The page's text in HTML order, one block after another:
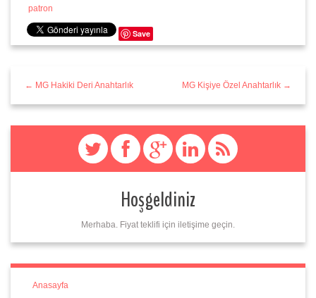
patron
Save
← MG Hakiki Deri Anahtarlık MG Kişiye Özel Anahtarlık →
Hoşgeldiniz
Merhaba. Fiyat teklifi için iletişime geçin.
Anasayfa